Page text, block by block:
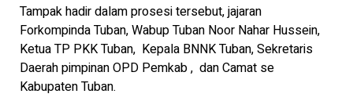
Tampak hadir dalam prosesi tersebut, jajaran
Forkompinda Tuban, Wabup Tuban Noor Nahar Hussein,
Ketua TP PKK Tuban, Kepala BNNK Tuban, Sekretaris
Daerah pimpinan OPD Pemkab , dan Camat se
Kabupaten Tuban.